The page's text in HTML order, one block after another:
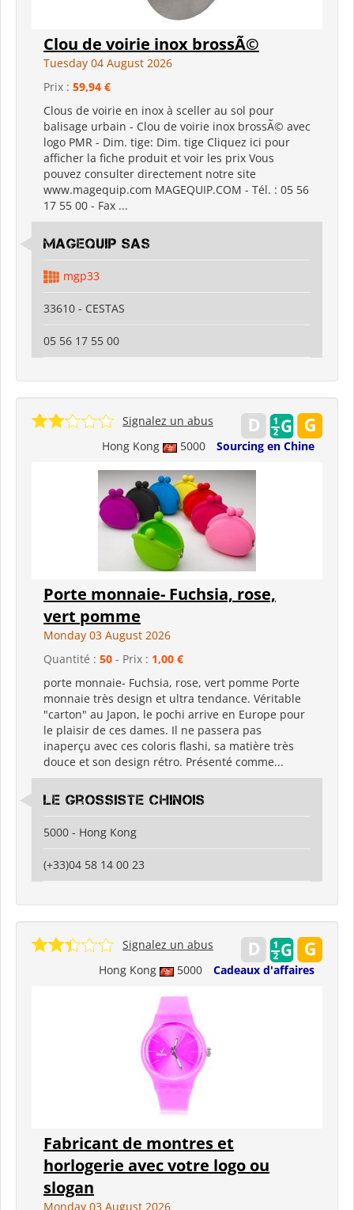
Clou de voirie inox brossÃ©
Tuesday 04 August 2026
Prix : 59,94 €
Clous de voirie en inox à sceller au sol pour
balisage urbain - Clou de voirie inox brossÃ© avec
logo PMR - Dim. tige: Dim. tige Cliquez ici pour
afficher la fiche produit et voir les prix Vous
pouvez consulter directement notre site
www.magequip.com MAGEQUIP.COM - Tél. : 05 56
17 55 00 - Fax ...
MAGEQUIP SAS
mgp33
33610 - CESTAS
05 56 17 55 00
Hong Kong 5000 Sourcing en Chine
Signalez un abus
Porte monnaie- Fuchsia, rose,
vert pomme
Monday 03 August 2026
Quantité : 50 - Prix : 1,00 €
porte monnaie- Fuchsia, rose, vert pomme Porte
monnaie très design et ultra tendance. Véritable
"carton" au Japon, le pochi arrive en Europe pour
le plaisir de ces dames. Il ne passera pas
inaperçu avec ces coloris flashi, sa matière très
douce et son design rétro. Présenté comme...
Le grossiste chinois
5000 - Hong Kong
(+33)04 58 14 00 23
Hong Kong 5000 Cadeaux d'affaires
Signalez un abus
Fabricant de montres et
horlogerie avec votre logo ou
slogan
Monday 03 August 2026